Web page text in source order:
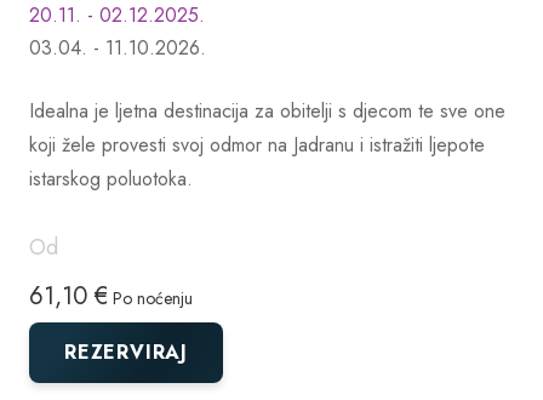
Od
61,10 € Po noćenju
REZERVIRAJ
20.11. - 02.12.2025.
03.04. - 11.10.2026.
Idealna je ljetna destinacija za obitelji s djecom te sve one
koji žele provesti svoj odmor na Jadranu i istražiti ljepote
istarskog poluotoka.